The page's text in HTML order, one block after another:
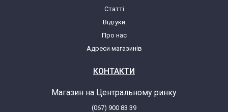
Статті
Відгуки
Про нас
Адреси магазинів
КОНТАКТИ
Магазин на Центральному ринку
(067) 900 83 39